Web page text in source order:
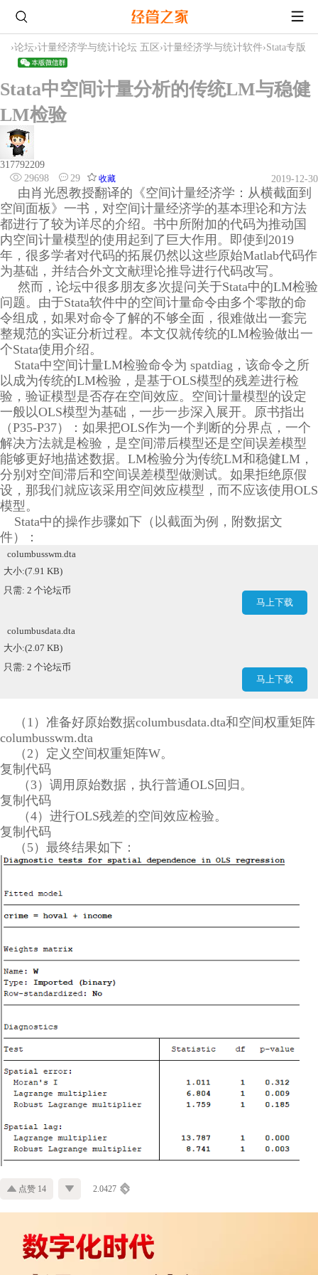
›论坛›计量经济学与统计论坛 五区 ›计量经济学与统计软件›Stata专版
Stata中空间计量分析的传统LM与稳健
LM检验
317792209
29698
29 收藏 2019-12-30
由肖光恩教授翻译的《空间计量经济学：从横截面到
空间面板》一书，对空间计量经济学的基本理论和方法
都进行了较为详尽的介绍。书中所附加的代码为推动国
内空间计量模型的使用起到了巨大作用。即使到2019
年，很多学者对代码的拓展仍然以这些原始Matlab代码作
为基础，并结合外文文献理论推导进行代码改写。
然而，论坛中很多朋友多次提问关于Stata中的LM检验
问题。由于Stata软件中的空间计量命令由多个零散的命
令组成，如果对命令了解的不够全面，很难做出一套完
整规范的实证分析过程。本文仅就传统的LM检验做出一
个Stata使用介绍。
Stata中空间计量LM检验命令为 spatdiag，该命令之所
以成为传统的LM检验，是基于OLS模型的残差进行检
验，验证模型是否存在空间效应。空间计量模型的设定
一般以OLS模型为基础，一步一步深入展开。原书指出
（P35-P37）：如果把OLS作为一个判断的分界点，一个
解决方法就是检验，是空间滞后模型还是空间误差模型
能够更好地描述数据。LM检验分为传统LM和稳健LM，
分别对空间滞后和空间误差模型做测试。如果拒绝原假
设，那我们就应该采用空间效应模型，而不应该使用OLS
模型。
Stata中的操作步骤如下（以截面为例，附数据文
件）：
columbusswm.dta
大小:(7.91 KB)
只需: 2 个论坛币
马上下载
columbusdata.dta
大小:(2.07 KB)
只需: 2 个论坛币
马上下载
（1）准备好原始数据columbusdata.dta和空间权重矩阵
columbusswm.dta
（2）定义空间权重矩阵W。
复制代码
（3）调用原始数据，执行普通OLS回归。
复制代码
（4）进行OLS残差的空间效应检验。
复制代码
（5）最终结果如下：
点赞 14 2.0427